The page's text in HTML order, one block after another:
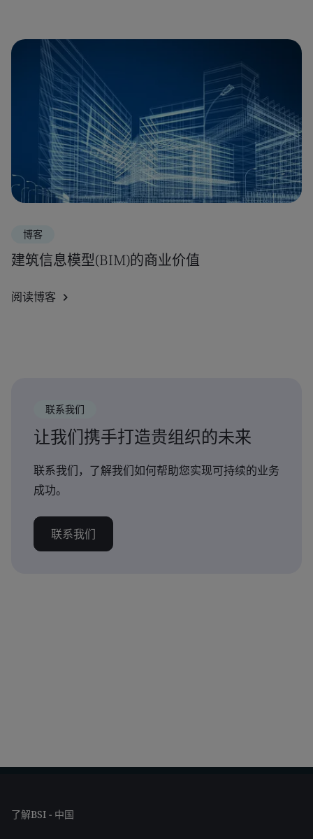
博客
建筑信息模型(BIM)的商业价值
阅读博客
联系我们
让我们携手打造贵组织的未来
联系我们，了解我们如何帮助您实现可持续的业务
成功。
联系我们
了解BSI - 中国